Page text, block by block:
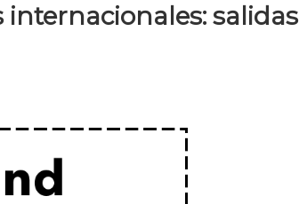
internacionales: salidas